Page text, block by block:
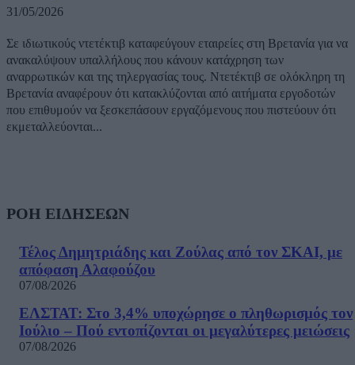
31/05/2026
Σε ιδιωτικούς ντετέκτιβ καταφεύγουν εταιρείες στη Βρετανία για να
ανακαλύψουν υπαλλήλους που κάνουν κατάχρηση των
αναρρωτικών και της τηλεργασίας τους. Ντετέκτιβ σε ολόκληρη τη
Βρετανία αναφέρουν ότι κατακλύζονται από αιτήματα εργοδοτών
που επιθυμούν να ξεσκεπάσουν εργαζόμενους που πιστεύουν ότι
εκμεταλλεύονται...
ΡΟΗ ΕΙΔΗΣΕΩΝ
Τέλος Δημητριάδης και Ζούλας από τον ΣΚΑΙ, με
απόφαση Αλαφούζου
07/08/2026
ΕΛΣΤΑΤ: Στο 3,4% υποχώρησε ο πληθωρισμός τον
Ιούλιο – Πού εντοπίζονται οι μεγαλύτερες μειώσεις
07/08/2026